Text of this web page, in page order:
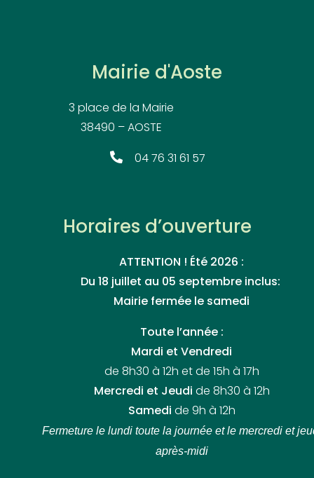
Mairie d'Aoste
3 place de la Mairie
38490 – AOSTE
04 76 31 61 57
Horaires d’ouverture
ATTENTION ! Été 2026 :
Du 18 juillet au 05 septembre inclus:
Mairie fermée le samedi
Toute l’année :
Mardi et Vendredi
de 8h30 à 12h et de 15h à 17h
Mercredi et Jeudi de 8h30 à 12h
Samedi de 9h à 12h
Fermeture le lundi toute la journée et le mercredi et
après-midi